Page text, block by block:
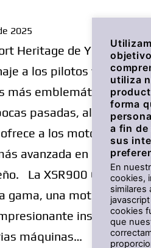
2025
Heritage de Yamaha
a los pilotos y
más emblemáticas de la
pasadas, al mismo
a los motoristas la
avanzada en motor,
La XSR900 GP es la
gama, una motocicleta
inspirada en
máquinas…
utiliza
forma
a fin de
sus
En
cookies,
similares
cookies
que